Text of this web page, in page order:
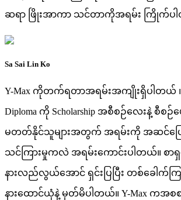
ဆရာ ဖြိုးအာကာ သင်တာကိုအရမ်း ကြိုက်ပ
Sa Sai Lin Ko
Y-Max ကိုတက်ရတာအရမ်းအကျိုးရှိပါတယ်
Diploma ကို Scholarship အစီစဉ်လေးနဲ့ စီစဉ်
မတတ်နိုင်သူများအတွက် အရမ်းကို အဆင်ပြေ
သင်ကြားမှုကလဲ အရမ်းကောင်းပါတယ်။ စာ
နားလည်လွယ်အောင် ရှင်းပြပြီး တစ်ခေါက်
နားထောင်ယုံနဲ့ မှတ်မိပါတယ်။ Y-Max ကအစ